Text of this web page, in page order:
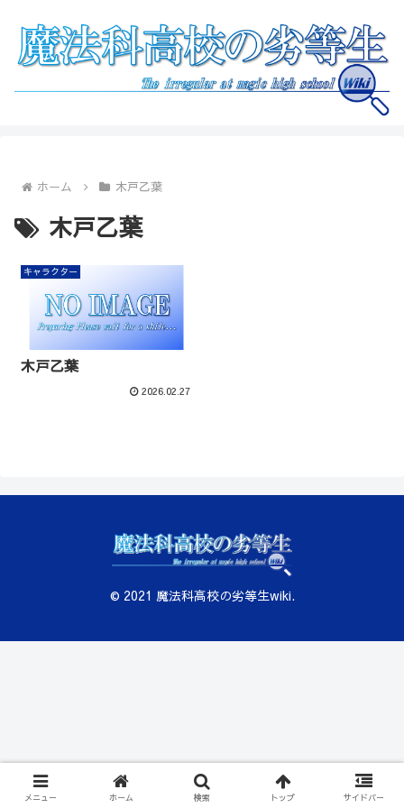
ホーム 木戸乙葉
木戸乙葉
キャラクター
木戸乙葉
2026.02.27
© 2021 魔法科高校の劣等生wiki.
メニュー ホーム 検索 トップ サイドバー